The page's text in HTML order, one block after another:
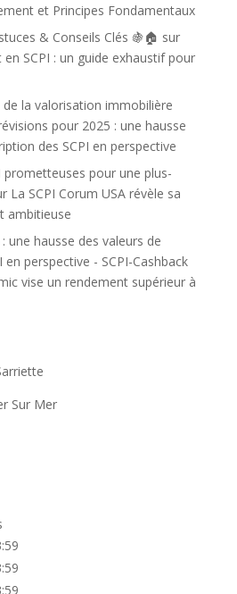
et Principes Fondamentaux
& Conseils Clés 🍇🏠 sur
en SCPI : un guide exhaustif pour
de la valorisation immobilière
pour 2025 : une hausse
des SCPI en perspective
prometteuses pour une plus-
La SCPI Corum USA révèle sa
ambitieuse
une hausse des valeurs de
en perspective - SCPI-Cashback
vise un rendement supérieur à
Sur Mer